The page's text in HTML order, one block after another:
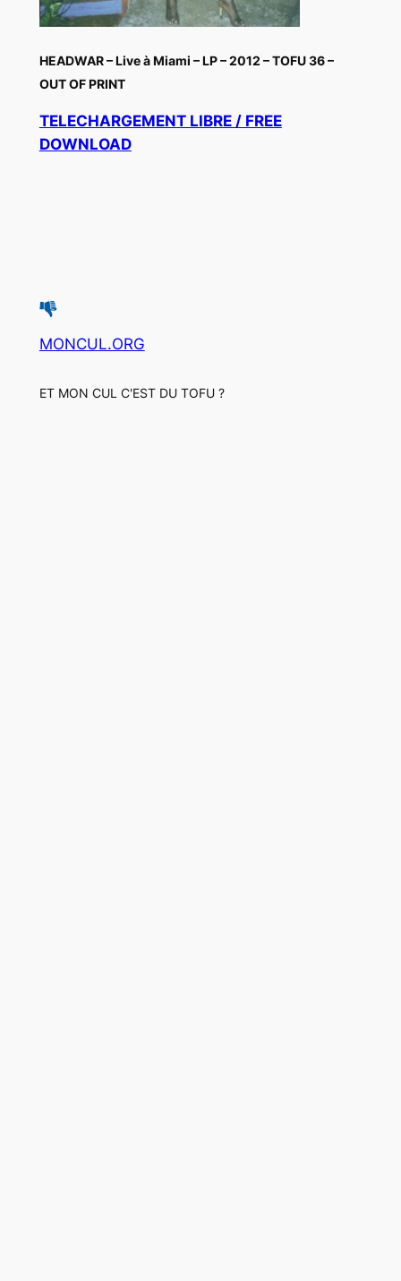
HEADWAR – Live à Miami – LP – 2012 – TOFU 36 –
OUT OF PRINT
TELECHARGEMENT LIBRE / FREE
DOWNLOAD
MONCUL.ORG
ET MON CUL C'EST DU TOFU ?